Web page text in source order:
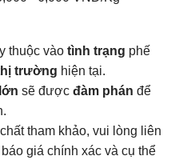
thuộc vào tình trạng phế
trường hiện tại.
sẽ được đàm phán để
tham khảo, vui lòng liên
giá chính xác và cụ thể